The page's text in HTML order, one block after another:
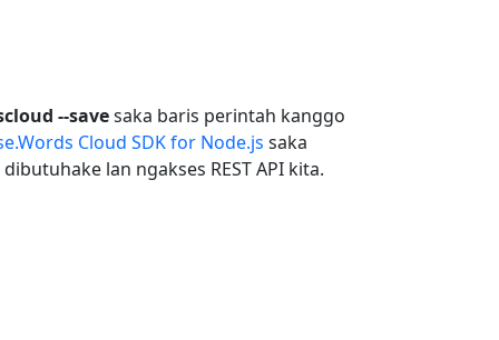
--savesaka baris perintah kanggo
Cloud SDK for Node.js saka
lan ngakses REST API kita.